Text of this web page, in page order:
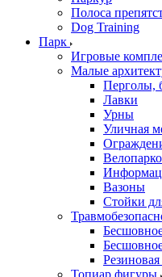
Полоса
Dog Training
Парк
Игровые
Малые
Перголы,
Лавки
Урны
Уличная
Вазоны
Стойки
Топиар фигуры